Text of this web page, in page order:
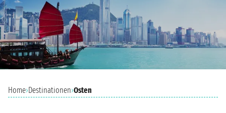
Home›Destinationen›Osten